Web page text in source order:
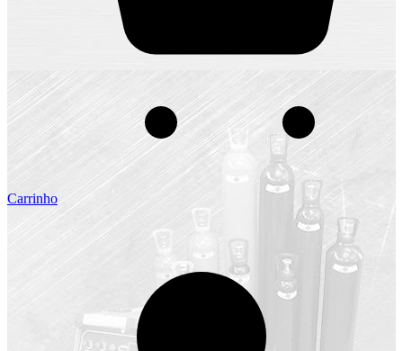
Carrinho